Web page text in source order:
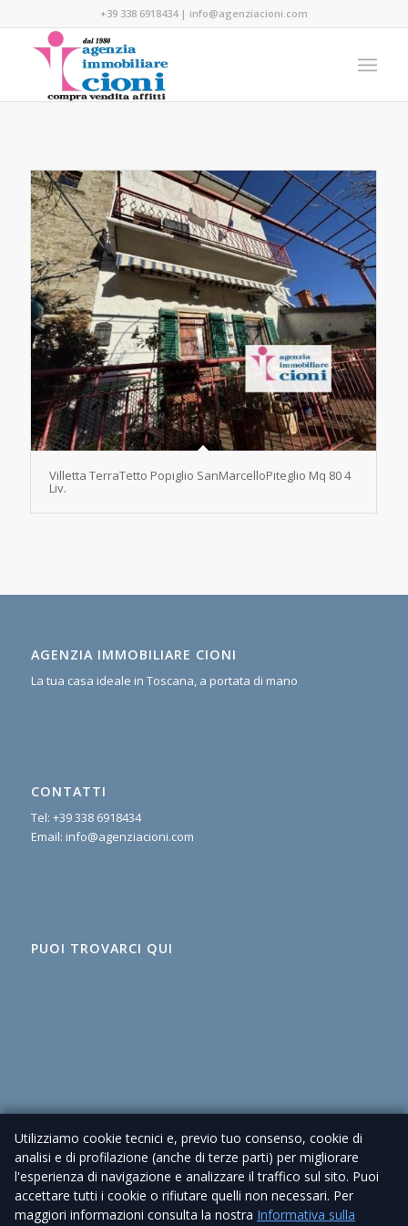
+39 338 6918434| info@agenziacioni.com
Villetta TerraTetto Popiglio SanMarcelloPiteglio Mq 80 4
Liv.
AGENZIA IMMOBILIARE CIONI
La tua casa ideale in Toscana, a portata di mano
CONTATTI
Tel: +39 338 6918434
Email: info@agenziacioni.com
PUOI TROVARCI QUI
Utilizziamo cookie tecnici e, previo tuo consenso, cookie di
analisi e di profilazione (anche di terze parti) per migliorare
l'esperienza di navigazione e analizzare il traffico sul sito. Puoi
accettare tutti i cookie o rifiutare quelli non necessari. Per
maggiori informazioni consulta la nostra Informativa sulla